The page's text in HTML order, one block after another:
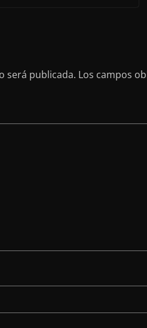
será publicada. Los campos